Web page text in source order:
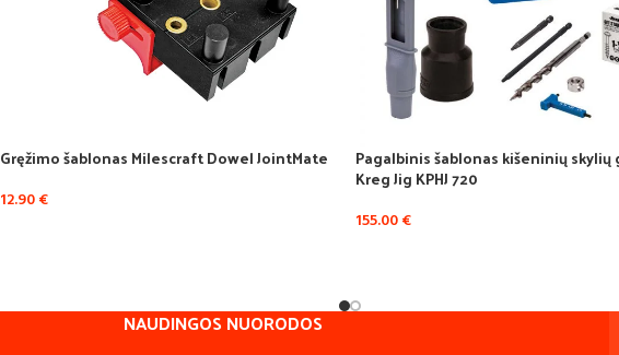
Gręžimo šablonas Milescraft Dowel JointMate
12.90€
Pagalbinis šablonas kišeninių skylių
Kreg Jig KPHJ 720
155.00€
NAUDINGOS NUORODOS